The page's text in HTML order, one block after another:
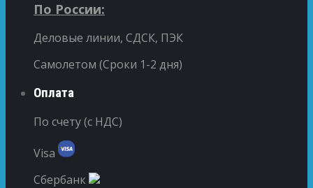
По России:
Деловые линии, СДСК, ПЭК
Самолетом (Сроки 1-2 дня)
Оплата
По счету (с НДС)
Visa
Сбербанк